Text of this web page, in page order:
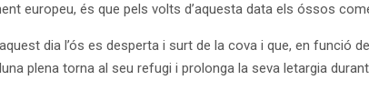
europeu, és que pels volts d’aquesta data els óssos
aquest dia l’ós es desperta i surt de la cova i que, en
plena torna al seu refugi i prolonga la seva letargia